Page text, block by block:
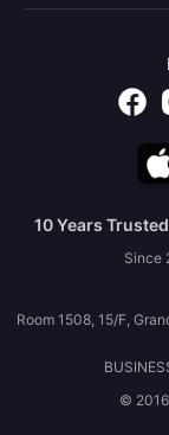
10 Years
Since
Room 1508, 15/F,
©